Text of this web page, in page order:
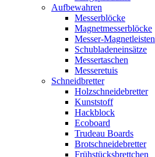
Aufbewahren
Messerblöcke
Magnetmesserblöcke
Messer-Magnetleisten
Schubladeneinsätze
Messertaschen
Messeretuis
Schneidbretter
Holzschneidebretter
Kunststoff
Hackblock
Ecoboard
Trudeau Boards
Brotschneidebretter
Frühstücksbrettchen